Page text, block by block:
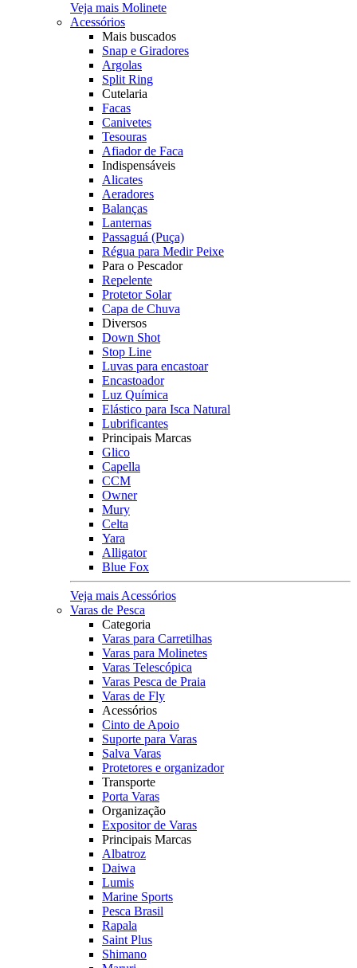
Veja mais Molinete
Acessórios
Mais buscados
Snap e Giradores
Argolas
Split Ring
Cutelaria
Facas
Canivetes
Tesouras
Afiador de Faca
Indispensáveis
Alicates
Aeradores
Balanças
Lanternas
Passaguá (Puça)
Régua para Medir Peixe
Para o Pescador
Repelente
Protetor Solar
Capa de Chuva
Diversos
Down Shot
Stop Line
Luvas para encastoar
Encastoador
Luz Química
Elástico para Isca Natural
Lubrificantes
Principais Marcas
Glico
Capella
CCM
Owner
Mury
Celta
Yara
Alligator
Blue Fox
Veja mais Acessórios
Varas de Pesca
Categoria
Varas para Carretilhas
Varas para Molinetes
Varas Telescópica
Varas Pesca de Praia
Varas de Fly
Acessórios
Cinto de Apoio
Suporte para Varas
Salva Varas
Protetores e organizador
Transporte
Porta Varas
Organização
Expositor de Varas
Principais Marcas
Albatroz
Daiwa
Lumis
Marine Sports
Pesca Brasil
Rapala
Saint Plus
Shimano